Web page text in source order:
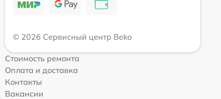
© 2026 Сервисный центр Beko
Стоимость ремонта
Оплата и доставка
Контакты
Вакансии